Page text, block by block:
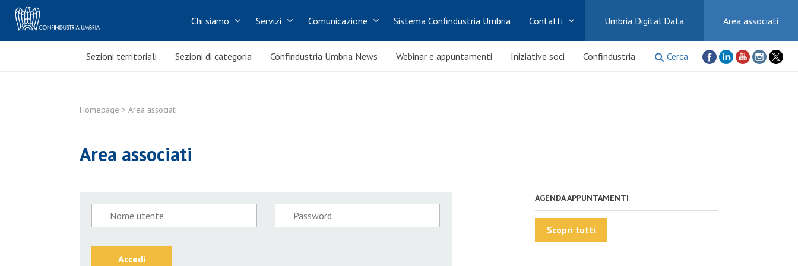
Chi siamo Servizi Comunicazione Sistema Confindustria Umbria Contatti Umbria Digital Data Area associati
Sezioni territoriali Sezioni di categoria Confindustria Umbria News Webinar e appuntamenti Iniziative soci Confindustria Cerca
Homepage > Area associati
Area associati
Accedi
AGENDA APPUNTAMENTI
Scopri tutti